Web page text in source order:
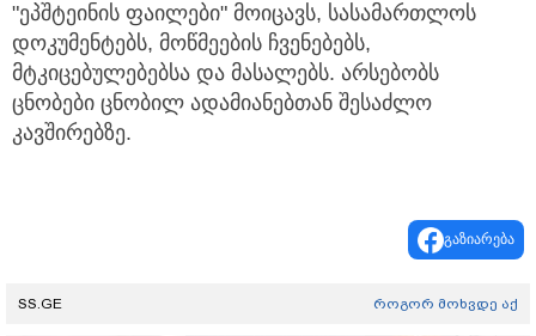
"ეპშტეინის ფაილები" მოიცავს, სასამართლოს
დოკუმენტებს, მოწმეების ჩვენებებს,
მტკიცებულებებსა და მასალებს. არსებობს
ცნობები ცნობილ ადამიანებთან შესაძლო
კავშირებზე.
გაზიარება
SS.GE როგორ მოხვდე აქ